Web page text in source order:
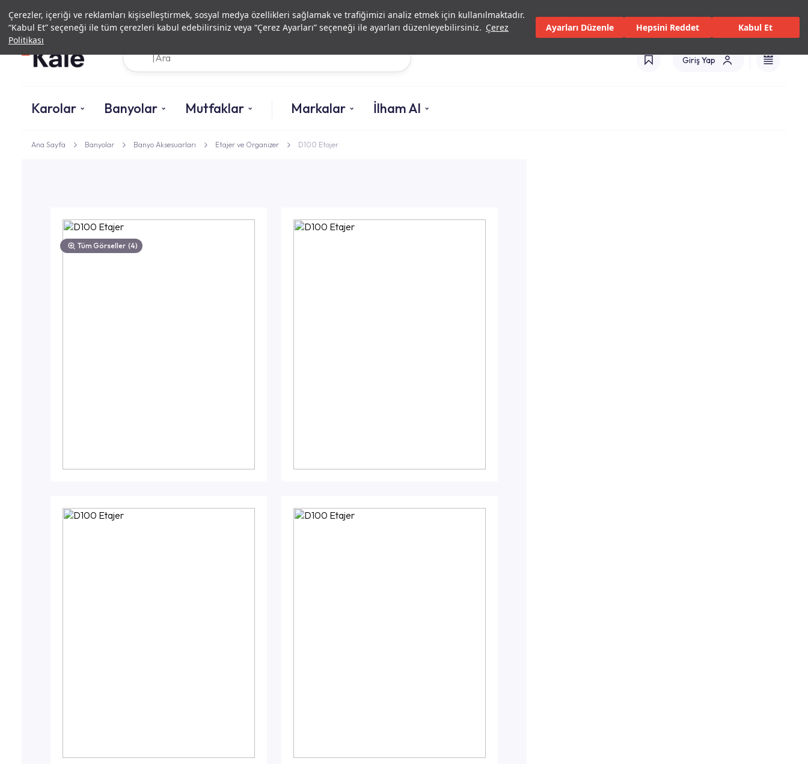
Çerezler, içeriği ve reklamları kişiselleştirmek, sosyal medya özellikleri sağlamak ve trafiğimizi analiz etmek için kullanılmaktadır.
“Kabul Et” seçeneği ile tüm çerezleri kabul edebilirsiniz veya “Çerez Ayarları” seçeneği ile ayarları düzenleyebilirsiniz. Çerez
Politikası
Ayarları Düzenle Hepsini Reddet Kabul Et
Yatırımcı İlişkileriYetkili Servisler ve HizmetlerMağazalarKataloglar Uluslararası(TR)
Ara Giriş Yap
Karolar Banyolar Mutfaklar Markalar İlham Al
Ana Sayfa Banyolar Banyo Aksesuarları Etajer ve Organizer D100 Etajer
Tüm Görseller (4)